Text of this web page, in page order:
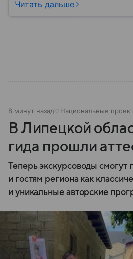
Украиной. Несмотря на свою
Читать дальше
8 минут назад Национальные
В Липецкой
гида прошли
Теперь экскурсоводы смогут
и гостям региона как
и уникальные авторские